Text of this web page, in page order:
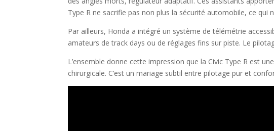
Type R ne sacrifie pas non plus la sécurité automobile, ce qui
Par ailleurs, Honda a intégré un système de télémétrie
amateurs de track days ou de réglages fins sur piste. Le
L’ensemble donne cette impression que la Civic Type R est
chirurgicale. C’est un mariage subtil entre pilotage pur et